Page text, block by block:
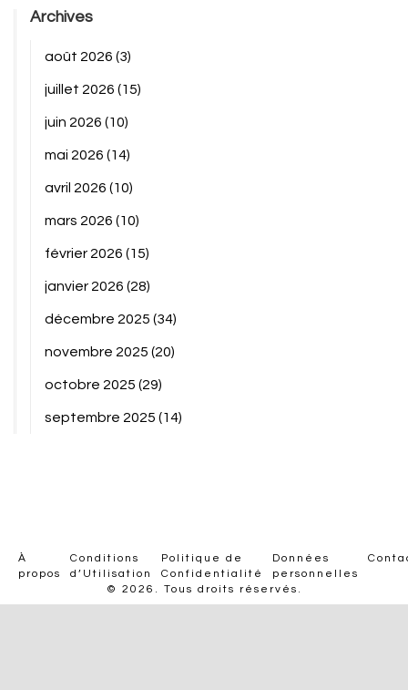
Archives
août 2026 (3)
juillet 2026 (15)
juin 2026 (10)
mai 2026 (14)
avril 2026 (10)
mars 2026 (10)
février 2026 (15)
janvier 2026 (28)
décembre 2025 (34)
novembre 2025 (20)
octobre 2025 (29)
septembre 2025 (14)
À
propos
Conditions
d’Utilisation
Politique de
Confidentialité
Données
personnelles
© 2026. Tous droits réservés.